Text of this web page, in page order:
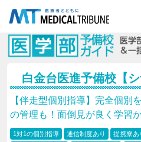
白金台医進予備校【シ
【伴走型個別指導】完全個別
の管理も！面倒見が良く学習
1対1の個別指導 通信制度あり 提携寮あ